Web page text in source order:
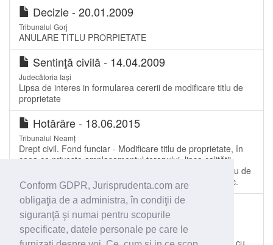
Conform GDPR, Jurisprudenta.com are
obligaţia de a administra, în condiţii de
siguranţă şi numai pentru scopurile
specificate, datele personale pe care le
Decizie - 20.01.2009
Tribunalul Gorj
ANULARE TITLU PRORPIETATE
Sentinţă civilă - 14.04.2009
Judecătoria Iași
Lipsa de interes in formularea cererii de modificare titlu de
proprietate
Hotărâre - 18.06.2015
Tribunalul Neamț
Drept civil. Fond funciar - Modificare titlu de proprietate, în
ceea ce priveşte amplasamentul terenului, lipsa calității
procesuale a comieiei locale în solicitarea de anulare titlu de
proprietate, neagravarea situației în propria cale de atac.
Sentinţă civilă - 17.03.2014
Tribunalul Constanța
Stabilirea suprafeţei de teren necesare bunei utilizări a
construcţiei se face, motivat, de către entitatea învestită cu